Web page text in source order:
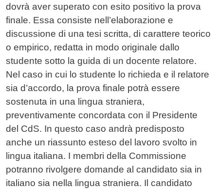
dovrà aver superato con esito positivo la prova
finale. Essa consiste nell’elaborazione e
discussione di una tesi scritta, di carattere teorico
o empirico, redatta in modo originale dallo
studente sotto la guida di un docente relatore.
Nel caso in cui lo studente lo richieda e il relatore
sia d’accordo, la prova finale potrà essere
sostenuta in una lingua straniera,
preventivamente concordata con il Presidente
del CdS. In questo caso andrà predisposto
anche un riassunto esteso del lavoro svolto in
lingua italiana. I membri della Commissione
potranno rivolgere domande al candidato sia in
italiano sia nella lingua straniera. Il candidato